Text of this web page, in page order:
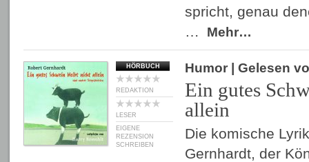
spricht, genau
…
Mehr…
HÖRBUCH
REDAKTION
LESER
EIGENE
REZENSION
SCHREIBEN
Humor | Gelesen
Ein gutes
allein
Die komische
Gernhardt, der